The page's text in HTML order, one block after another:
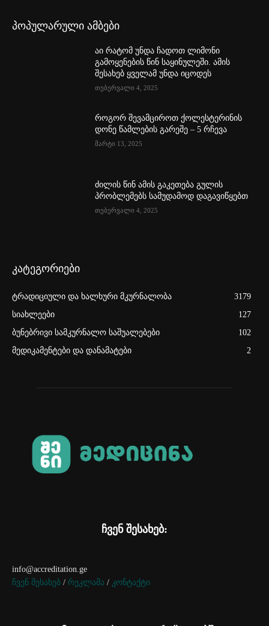
პოპულარული ამბები
აი რატომ უნდა ჩადოთ ლიმონი
გამოყენების წინ საყინულეში. ამის
შესახებ ყველამ უნდა იცოდეს
თებერვალი 4, 2025
როგორ შევამციროთ ქოლესტერინის
დონე წამლების გარეშე – 5 რჩევა
მარტი 13, 2025
ძილის წინ ამის გაკეთება გულის
პრობლემებს სამუდამოდ დაგავიწყებთ
თებერვალი 4, 2025
კატეგორიები
ტრადიციული და ხალხური მკურნალობა
3179
სიახლეები
127
ბუნებრივი სამკურნალო საშუალებები
102
მედიკამენტები და დანამატები
2
ჩვენ შესახებ:
info@accreditation.ge
ჩვენ შესახებ / რეკლამა / კონტაქტი